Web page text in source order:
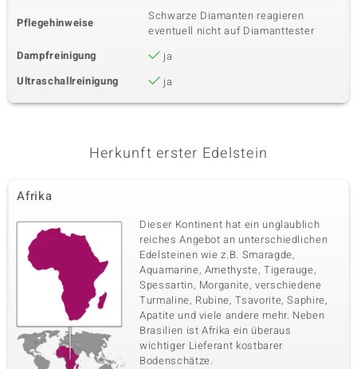
Pflegehinweise
Schwarze Diamanten reagieren
eventuell nicht auf Diamanttester
Dampfreinigung
ja
Ultraschallreinigung
ja
Herkunft erster Edelstein
Afrika
Dieser Kontinent hat ein unglaublich
reiches Angebot an unterschiedlichen
Edelsteinen wie z.B. Smaragde,
Aquamarine, Amethyste, Tigerauge,
Spessartin, Morganite, verschiedene
Turmaline, Rubine, Tsavorite, Saphire,
Apatite und viele andere mehr. Neben
Brasilien ist Afrika ein überaus
wichtiger Lieferant kostbarer
Bodenschätze.